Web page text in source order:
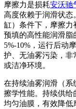
摩擦力是损耗安沃驰
高度依赖于润滑状态
缸）条件下，摩擦力
预填的高性能润滑脂
5%-10%，运行后动
护、无油雾污染，非
或洁净环境。
在持续油雾润滑（系
擦学性能。持续供给
均匀油膜，有效降低